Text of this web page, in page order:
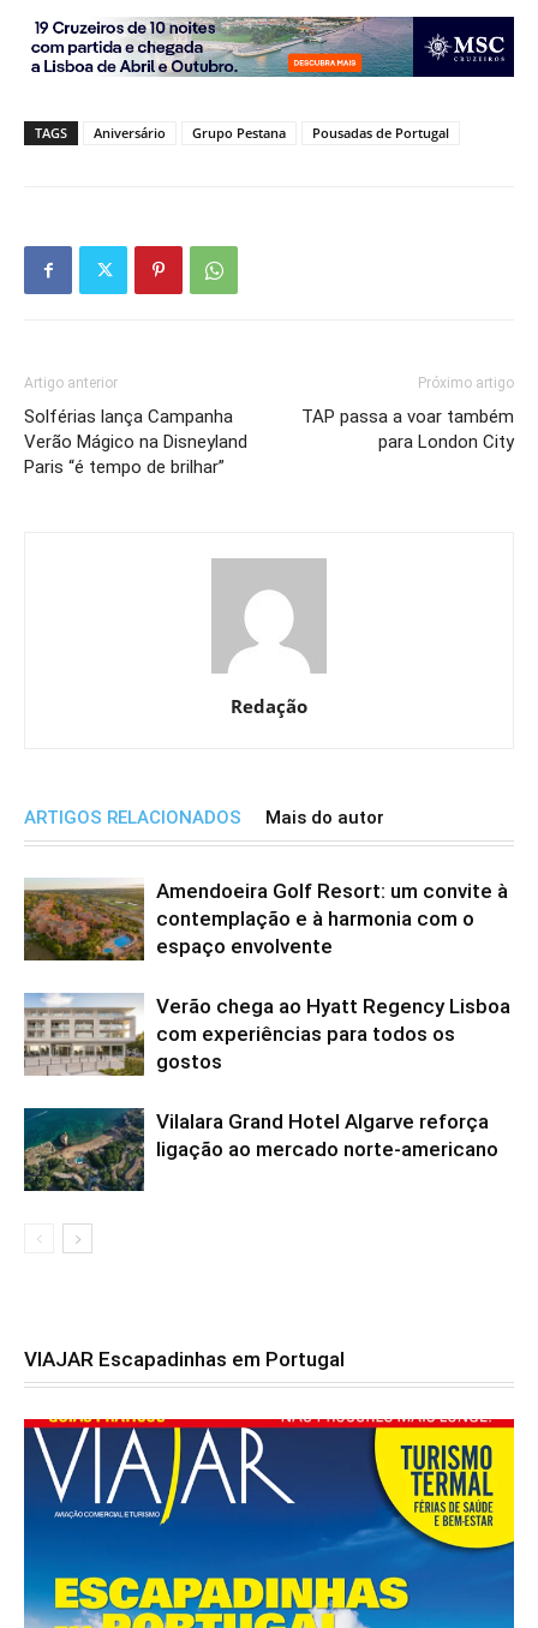
TAGS Aniversário Grupo Pestana Pousadas de Portugal
Artigo anterior
Solférias lança Campanha
Verão Mágico na Disneyland
Paris “é tempo de brilhar”
Próximo artigo
TAP passa a voar também
para London City
Redação
ARTIGOS RELACIONADOS Mais do autor
Amendoeira Golf Resort: um convite à
contemplação e à harmonia com o
espaço envolvente
Verão chega ao Hyatt Regency Lisboa
com experiências para todos os
gostos
Vilalara Grand Hotel Algarve reforça
ligação ao mercado norte-americano
VIAJAR Escapadinhas em Portugal